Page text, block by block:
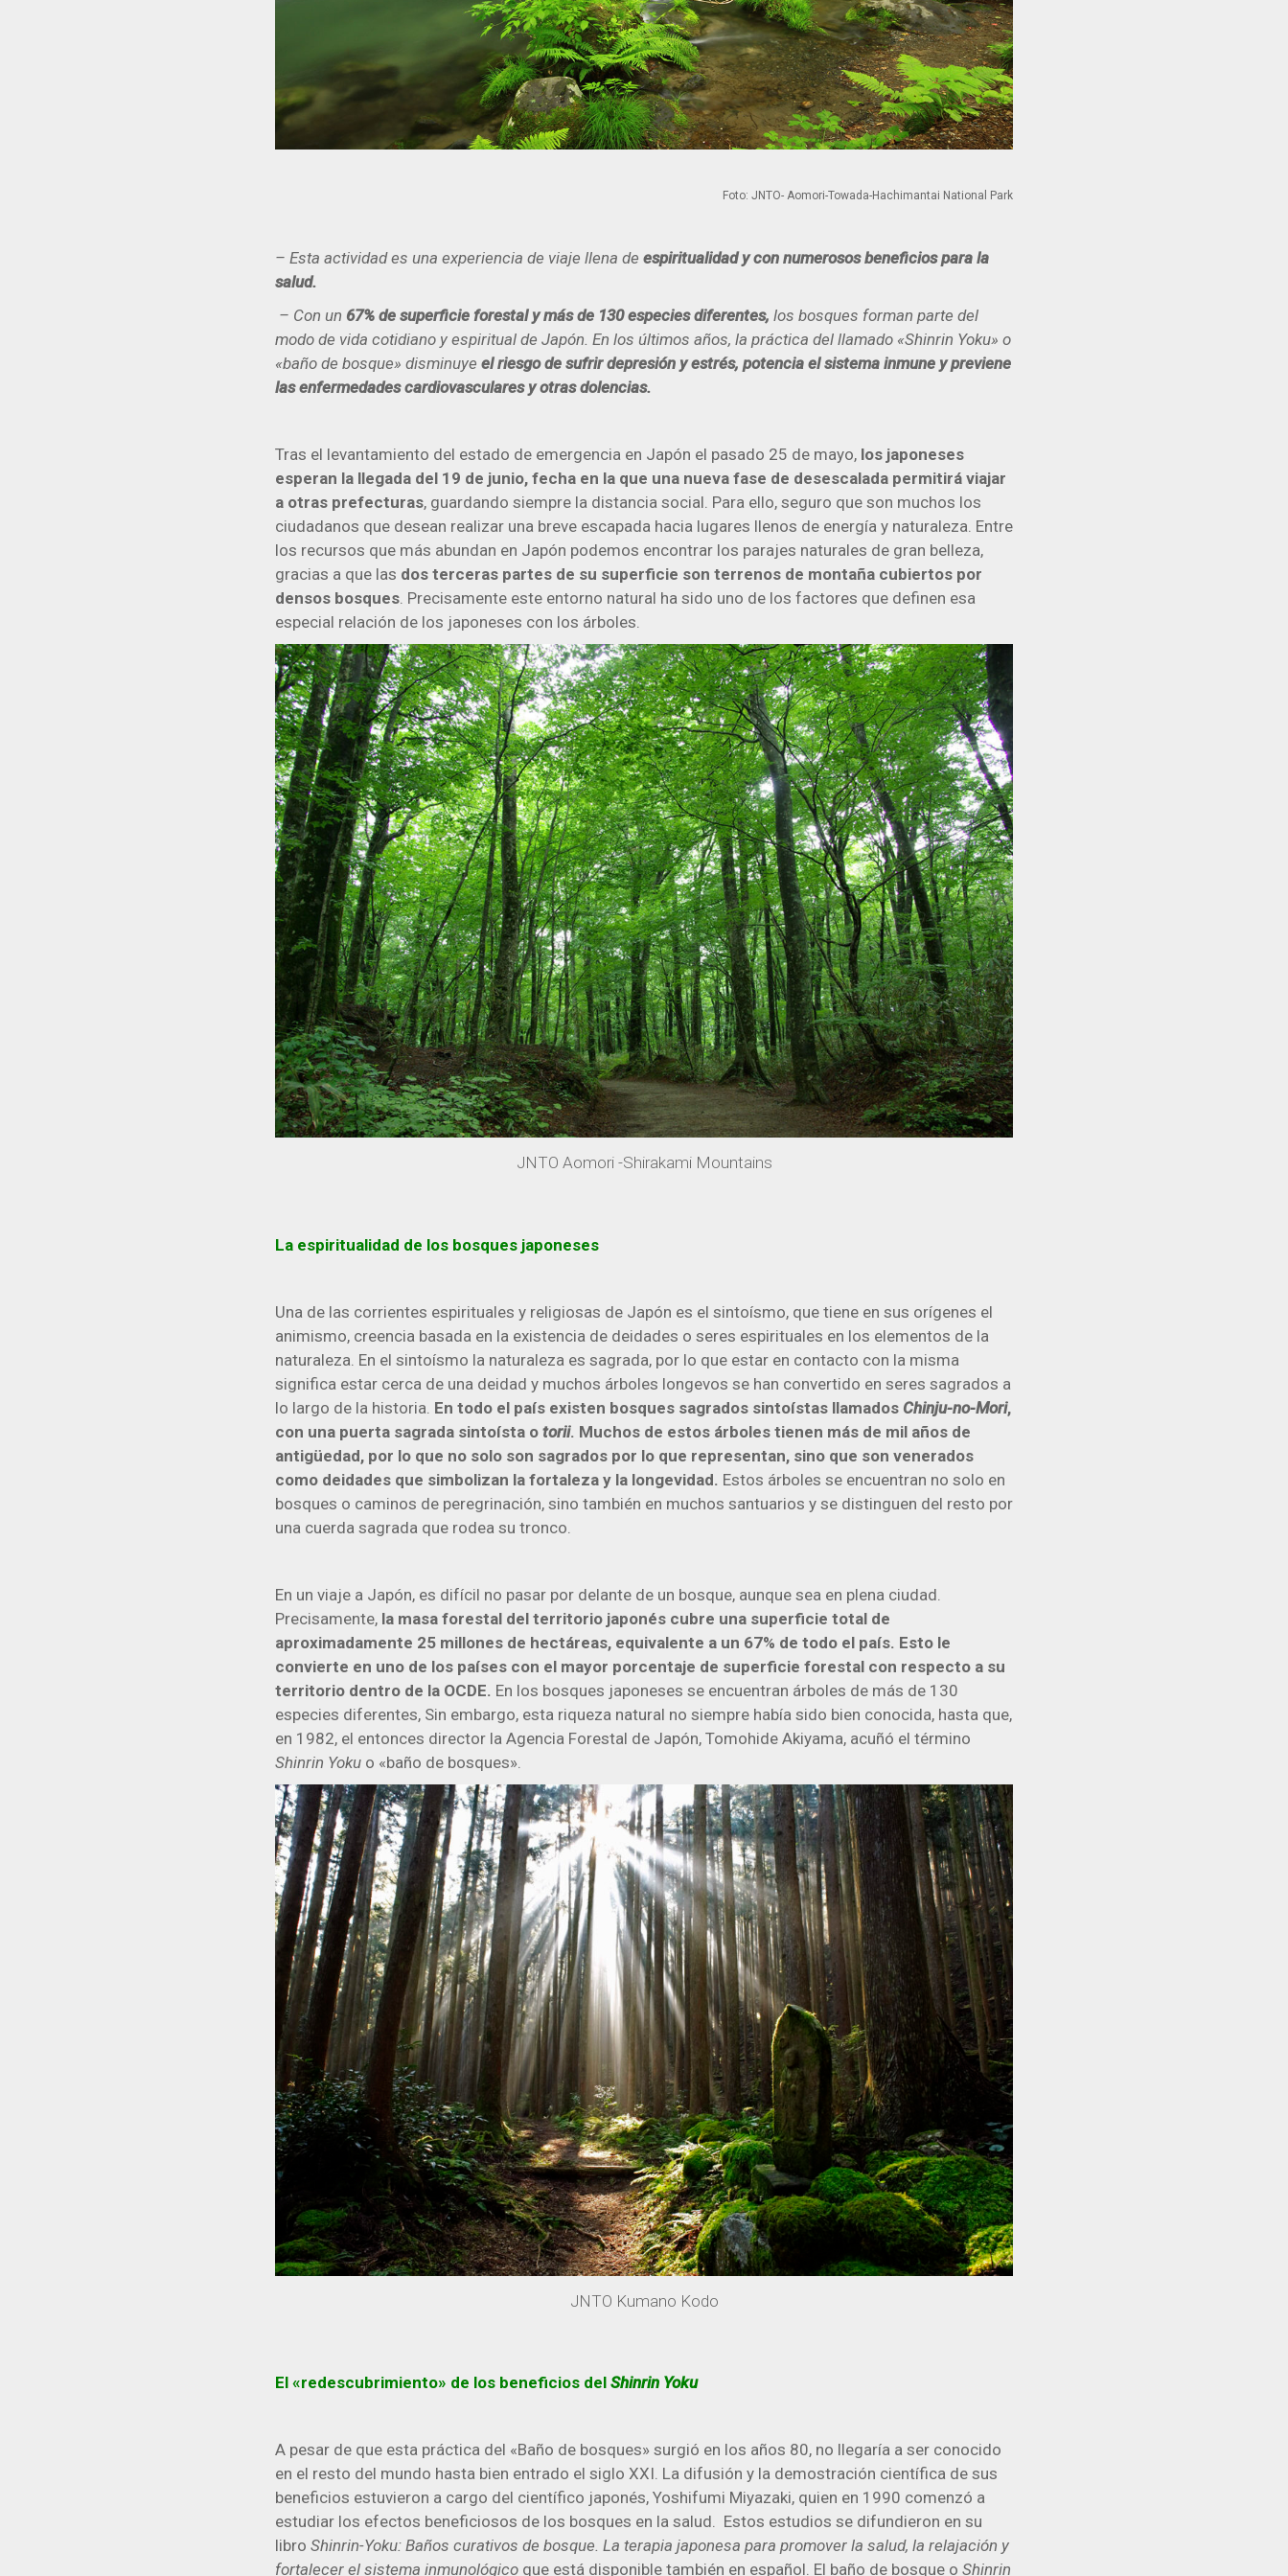
Foto: JNTO- Aomori-Towada-Hachimantai National Park
– Esta actividad es una experiencia de viaje llena de espiritualidad y con numerosos beneficios para la
salud.
– Con un 67% de superficie forestal y más de 130 especies diferentes, los bosques forman parte del
modo de vida cotidiano y espiritual de Japón. En los últimos años, la práctica del llamado «Shinrin Yoku» o
«baño de bosque» disminuye el riesgo de sufrir depresión y estrés, potencia el sistema inmune y previene
las enfermedades cardiovasculares y otras dolencias.
Tras el levantamiento del estado de emergencia en Japón el pasado 25 de mayo, los japoneses
esperan la llegada del 19 de junio, fecha en la que una nueva fase de desescalada permitirá viajar
a otras prefecturas, guardando siempre la distancia social. Para ello, seguro que son muchos los
ciudadanos que desean realizar una breve escapada hacia lugares llenos de energía y naturaleza. Entre
los recursos que más abundan en Japón podemos encontrar los parajes naturales de gran belleza,
gracias a que las dos terceras partes de su superficie son terrenos de montaña cubiertos por
densos bosques. Precisamente este entorno natural ha sido uno de los factores que definen esa
especial relación de los japoneses con los árboles.
JNTO Aomori -Shirakami Mountains
La espiritualidad de los bosques japoneses
Una de las corrientes espirituales y religiosas de Japón es el sintoísmo, que tiene en sus orígenes el
animismo, creencia basada en la existencia de deidades o seres espirituales en los elementos de la
naturaleza. En el sintoísmo la naturaleza es sagrada, por lo que estar en contacto con la misma
significa estar cerca de una deidad y muchos árboles longevos se han convertido en seres sagrados a
lo largo de la historia. En todo el país existen bosques sagrados sintoístas llamados Chinju-no-Mori,
con una puerta sagrada sintoísta o torii. Muchos de estos árboles tienen más de mil años de
antigüedad, por lo que no solo son sagrados por lo que representan, sino que son venerados
como deidades que simbolizan la fortaleza y la longevidad. Estos árboles se encuentran no solo en
bosques o caminos de peregrinación, sino también en muchos santuarios y se distinguen del resto por
una cuerda sagrada que rodea su tronco.
En un viaje a Japón, es difícil no pasar por delante de un bosque, aunque sea en plena ciudad.
Precisamente, la masa forestal del territorio japonés cubre una superficie total de
aproximadamente 25 millones de hectáreas, equivalente a un 67% de todo el país. Esto le
convierte en uno de los países con el mayor porcentaje de superficie forestal con respecto a su
territorio dentro de la OCDE. En los bosques japoneses se encuentran árboles de más de 130
especies diferentes, Sin embargo, esta riqueza natural no siempre había sido bien conocida, hasta que,
en 1982, el entonces director la Agencia Forestal de Japón, Tomohide Akiyama, acuñó el término
Shinrin Yoku o «baño de bosques».
JNTO Kumano Kodo
El «redescubrimiento» de los beneficios del Shinrin Yoku
A pesar de que esta práctica del «Baño de bosques» surgió en los años 80, no llegaría a ser conocido
en el resto del mundo hasta bien entrado el siglo XXI. La difusión y la demostración científica de sus
beneficios estuvieron a cargo del científico japonés, Yoshifumi Miyazaki, quien en 1990 comenzó a
estudiar los efectos beneficiosos de los bosques en la salud. Estos estudios se difundieron en su
libro Shinrin-Yoku: Baños curativos de bosque. La terapia japonesa para promover la salud, la relajación y
fortalecer el sistema inmunológico que está disponible también en español. El baño de bosque o Shinrin